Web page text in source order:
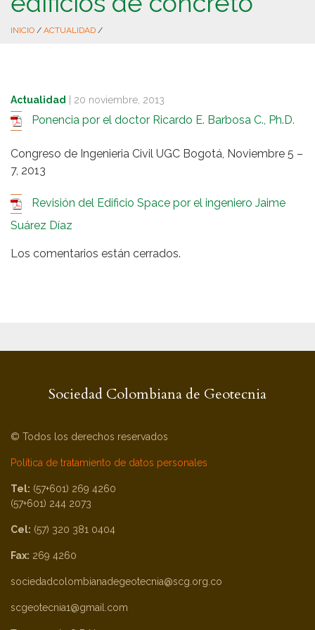
INICIO / ACTUALIDAD /
Actualidad 20 noviembre, 2013
Ponencia por el doctor Ricardo E. Barbosa C., Ph.D.
Congreso de Ingenieria Civil UGC Bogotá, Noviembre 5 –
7, 2013
Revisión del Edificio Space por el ingeniero Jaime
Suárez Díaz
Los comentarios están cerrados.
Sociedad Colombiana de Geotecnia
© Todos los derechos reservados
Política de tratamiento de datos personales
Tel: (57+601) 269 4260
(57+601) 244 2073
Cel: (57) 320 381 0404
Fax: 269 4260
sociedadcolombianadegeotecnia@scg.org.co
scgeotecnia1@gmail.com